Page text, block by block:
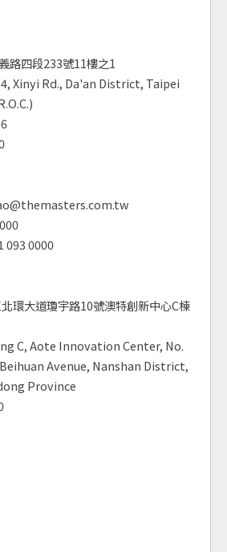
路四段233號11樓之1
Xinyi Rd., Da'an District, Taipei
093 0000
環大道瓊宇路10號澳特創新中心C棟
C, Aote Innovation Center, No.
Avenue, Nanshan District,
Province